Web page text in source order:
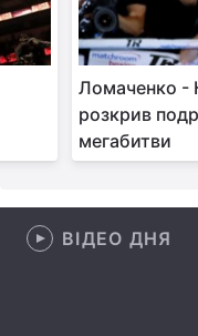
Архів
Контакти
Послуги
Ломаченко -
розкрив
мегабитви
ВІДЕО ДНЯ